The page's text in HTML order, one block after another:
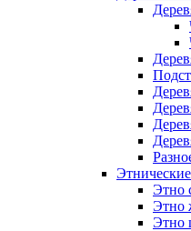
Этно
Этно
Этно